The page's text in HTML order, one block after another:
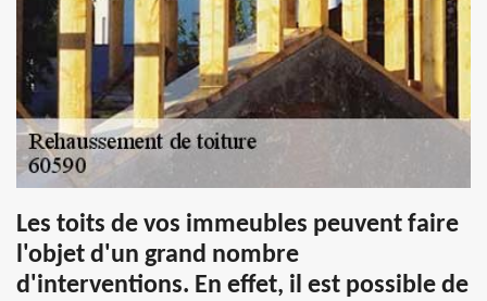
Les toits de vos immeubles peuvent faire
l'objet d'un grand nombre
d'interventions. En effet, il est possible de